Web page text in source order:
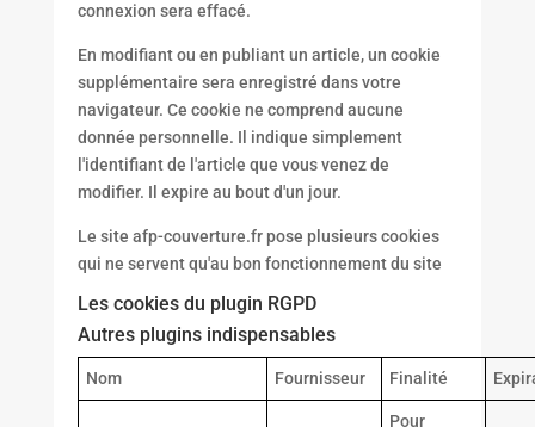
connexion sera effacé.
En modifiant ou en publiant un article, un cookie
supplémentaire sera enregistré dans votre
navigateur. Ce cookie ne comprend aucune
donnée personnelle. Il indique simplement
l'identifiant de l'article que vous venez de
modifier. Il expire au bout d'un jour.
Le site afp-couverture.fr pose plusieurs cookies
qui ne servent qu'au bon fonctionnement du site
Les cookies du plugin RGPD
Autres plugins indispensables
Nom Fournisseur Finalité
Pour